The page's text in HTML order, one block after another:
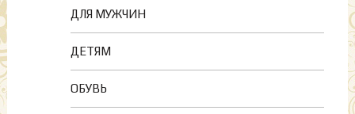
ДЛЯ МУЖЧИН
ДЕТЯМ
ОБУВЬ